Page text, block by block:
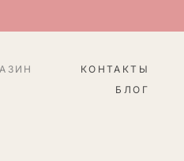
КОНТАКТЫ
БЛОГ